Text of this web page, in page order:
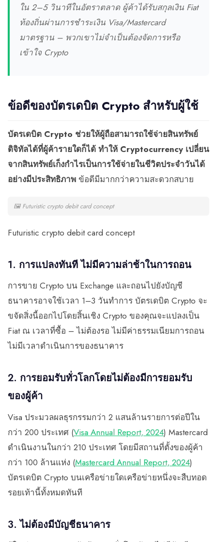
ใน 2–5 วินาทีในอัตราตลาด ผู้ค้าได้รับสกุลเงิน Fiat
ท้องถิ่นผ่านการชำระเงิน Visa/Mastercard
มาตรฐาน – พวกเขาไม่จำเป็นต้องจัดการหรือ
เข้าใจ Crypto
ข้อดีของบัตรเดบิต Crypto สำหรับผู้ใช้
บัตรเดบิต Crypto ช่วยให้ผู้ถือสามารถใช้จ่ายสินทรัพย์
ดิจิทัลได้ที่ผู้ค้ารายใดก็ได้ ทำให้ Cryptocurrency เปลี่ยน
จากสินทรัพย์เก็งกำไรเป็นการใช้จ่ายในชีวิตประจำวันได้
อย่างมีประสิทธิภาพ ข้อดีมีมากกว่าความสะดวกสบาย
🖼 Futuristic crypto debit card concept
Futuristic crypto debit card concept
1. การแปลงทันที ไม่มีความล่าช้าในการถอน
การขาย Crypto บน Exchange และถอนไปยังบัญชี
ธนาคารอาจใช้เวลา 1–3 วันทำการ บัตรเดบิต Crypto จะ
ขจัดสิ่งนี้ออกไปโดยสิ้นเชิง Crypto ของคุณจะแปลงเป็น
Fiat ณ เวลาที่ซื้อ – ไม่ต้องรอ ไม่มีค่าธรรมเนียมการถอน
ไม่มีเวลาดำเนินการของธนาคาร
2. การยอมรับทั่วโลกโดยไม่ต้องมีการยอมรับ
ของผู้ค้า
Visa ประมวลผลธุรกรรมกว่า 2 แสนล้านรายการต่อปีใน
กว่า 200 ประเทศ (Visa Annual Report, 2024) Mastercard
ดำเนินงานในกว่า 210 ประเทศ โดยมีสถานที่ตั้งของผู้ค้า
กว่า 100 ล้านแห่ง (Mastercard Annual Report, 2024)
บัตรเดบิต Crypto บนเครือข่ายใดเครือข่ายหนึ่งจะสืบทอด
รอยเท้านี้ทั้งหมดทันที
3. ไม่ต้องมีบัญชีธนาคาร